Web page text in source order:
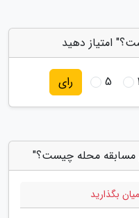
امتیاز دهید
5 رای
مسابقه محله چیست؟"
بگذارید